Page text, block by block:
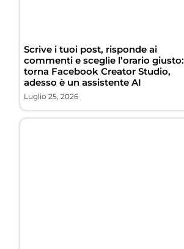
Scrive i tuoi post, risponde ai
commenti e sceglie l’orario giusto:
torna Facebook Creator Studio,
adesso è un assistente AI
Luglio 25, 2026